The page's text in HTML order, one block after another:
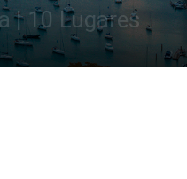
| 10 Lugares